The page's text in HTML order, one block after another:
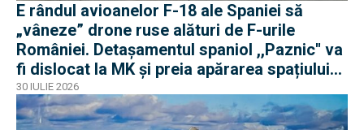
E rândul avioanelor F-18 ale Spaniei să
„vâneze” drone ruse alături de F-urile
României. Detașamentul spaniol ,,Paznic'' va
fi dislocat la MK și preia apărarea spațiului
aerian românesc
30 IULIE 2026